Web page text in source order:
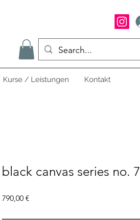
Kurse / Leistungen Kontakt
black canvas series no. 7
790,00 €